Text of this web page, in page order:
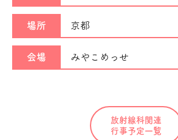
場所 京都
会場 みやこめっせ
放射線科関連
行事予定一覧